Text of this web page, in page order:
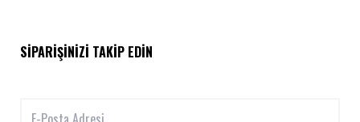
SIPARIŞINIZI TAKIP EDIN